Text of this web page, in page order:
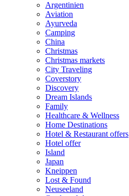
Argentinien
Aviation
Ayurveda
Camping
China
Christmas
Christmas markets
City Traveling
Coverstory
Discovery
Dream Islands
Family
Healthcare & Wellness
Home Destinations
Hotel & Restaurant offers
Hotel offer
Island
Japan
Kneippen
Lost & Found
Neuseeland